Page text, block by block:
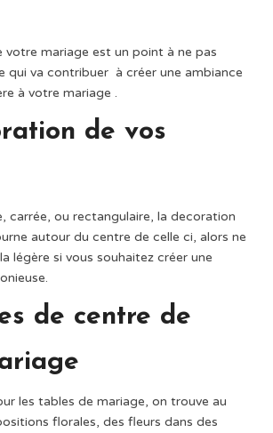
votre mariage est un point à ne pas
qui va contribuer à créer une ambiance
à votre mariage .
de vos
carrée, ou rectangulaire, la decoration
autour du centre de celle ci, alors ne
légère si vous souhaitez créer une
de centre de
les tables de mariage, on trouve au
florales, des fleurs dans des